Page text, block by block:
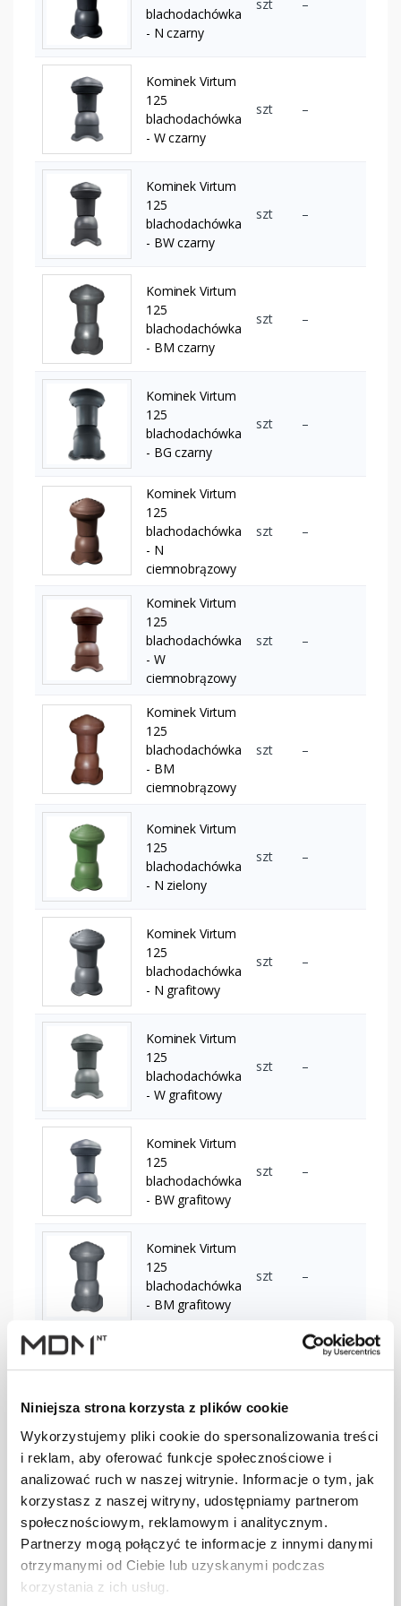
Niniejsza strona korzysta z plików cookie
Wykorzystujemy pliki cookie do spersonalizowania treści
i reklam, aby oferować funkcje społecznościowe i
analizować ruch w naszej witrynie. Informacje o tym, jak
korzystasz z naszej witryny, udostępniamy partnerom
społecznościowym, reklamowym i analitycznym.
Partnerzy mogą połączyć te informacje z innymi danymi
otrzymanymi od Ciebie lub uzyskanymi podczas
korzystania z ich usług.
blachodachówka
- N czarny
szt –
Kominek Virtum
125
blachodachówka
- W czarny
szt –
Kominek Virtum
125
blachodachówka
- BW czarny
szt –
Kominek Virtum
125
blachodachówka
- BM czarny
szt –
Kominek Virtum
125
blachodachówka
- BG czarny
szt –
Kominek Virtum
125
blachodachówka
- N
ciemnobrązowy
szt –
Kominek Virtum
125
blachodachówka
- W
ciemnobrązowy
szt –
Kominek Virtum
125
blachodachówka
- BM
ciemnobrązowy
szt –
Kominek Virtum
125
blachodachówka
- N zielony
szt –
Kominek Virtum
125
blachodachówka
- N grafitowy
szt –
Kominek Virtum
125
blachodachówka
- W grafitowy
szt –
Kominek Virtum
125
blachodachówka
- BW grafitowy
szt –
Kominek Virtum
125
blachodachówka
- BM grafitowy
szt –
125
- BG grafitowy
Kominek Virtum
blachodachówka
- N czerwony
3009
szt –
Kominek Virtum
125
blachodachówka